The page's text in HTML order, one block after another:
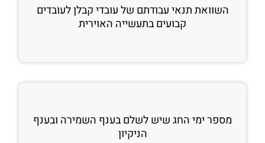
השוואת תנאי עבודתם של עובדי קבלן לעובדים
קבועים בתעשייה האוירית
מספר ימי החג שיש לשלם בענף השמירה ובענף
הניקיון